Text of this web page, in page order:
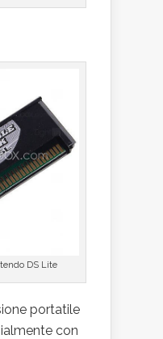
DS Lite
portatile
con